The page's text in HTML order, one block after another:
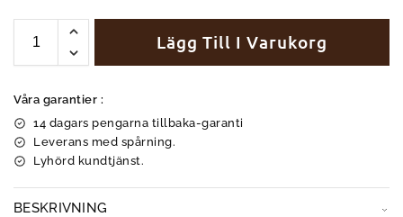
Lägg Till I Varukorg
Våra garantier :
14 dagars pengarna tillbaka-garanti
Leverans med spårning.
Lyhörd kundtjänst.
BESKRIVNING